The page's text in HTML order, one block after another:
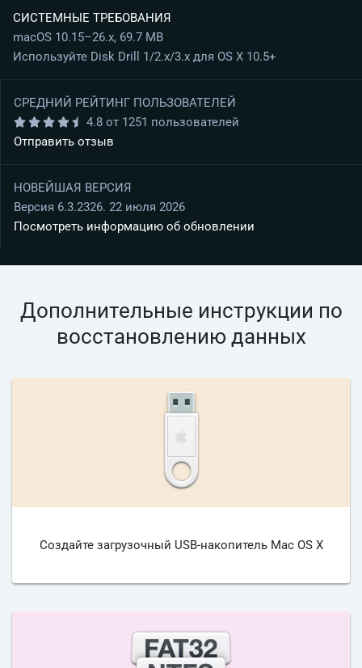
СИСТЕМНЫЕ ТРЕБОВАНИЯ
macOS 10.15–26.x, 69.7 MB
Используйте Disk Drill 1/2.x/3.x для OS X 10.5+
СРЕДНИЙ РЕЙТИНГ ПОЛЬЗОВАТЕЛЕЙ
4.8 от 1251 пользователей
Отправить отзыв
НОВЕЙШАЯ ВЕРСИЯ
Версия 6.3.2326. 22 июля 2026
Посмотреть информацию об обновлении
Дополнительные инструкции по
восстановлению данных
Создайте загрузочный USB-накопитель Mac OS X